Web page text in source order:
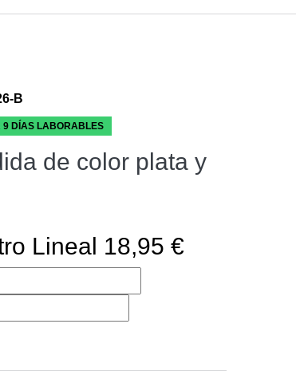
B
9 DÍAS LABORABLES
de color plata y
Lineal 18,95 €